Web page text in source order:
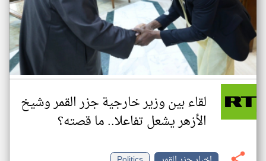
لقاء بين وزير خارجية جزر القمر وشيخ
الأزهر يشعل تفاعلا.. ما قصته؟